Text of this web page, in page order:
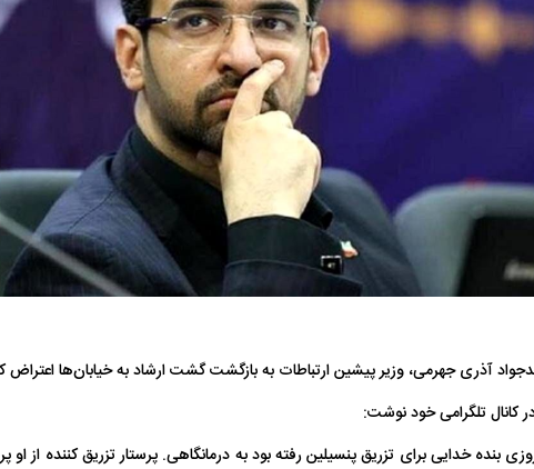
آذری جهرمی، وزیر پیشین ارتباطات به بازگشت گشت ارشاد به خیابان‌ها اعتراض
کانال تلگرامی خود نوشت:
بنده خدایی برای تزریق پنسیلین رفته بود به درمانگاهی. پرستار تزریق کننده از او
تهران بازداشت
تا جراحی پلک
حمله ۶ سگ به کودک ۹ ساله در سنندج؛
زنگ خطر دوباره به صدا درآمد
ردپای سیاست در
ماجرای قتل